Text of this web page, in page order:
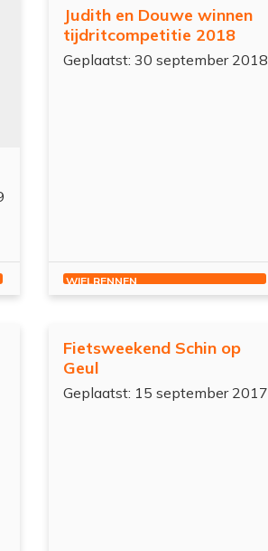
Judith en Douwe winnen
tijdritcompetitie 2018
Geplaatst: 30 september 2018
WIELRENNEN
Fietsweekend Schin op
Geul
Geplaatst: 15 september 2017